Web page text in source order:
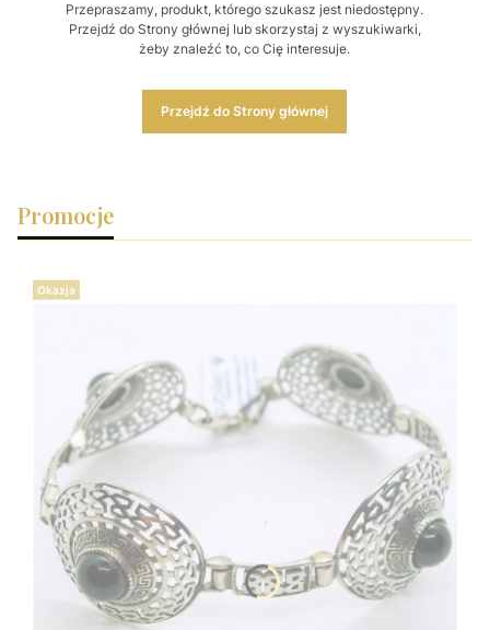
Przepraszamy, produkt, którego szukasz jest niedostępny.
Przejdź do Strony głównej lub skorzystaj z wyszukiwarki,
żeby znaleźć to, co Cię interesuje.
Przejdź do Strony głównej
Promocje
Okazja